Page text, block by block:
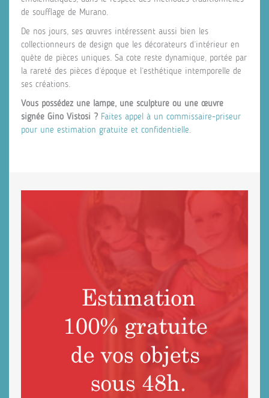
de soufflage de Murano.
De nos jours, ses œuvres intéressent aussi bien les
collectionneurs de design que les décorateurs d’intérieur en
quête de pièces uniques. Sa cote reste dynamique, portée par
la rareté des pièces d’époque et l’esthétique intemporelle de
ses créations.
Vous possédez une lampe, une sculpture ou une œuvre
signée Gino Vistosi ? Faites appel à un commissaire-priseur
pour une estimation gratuite et confidentielle.